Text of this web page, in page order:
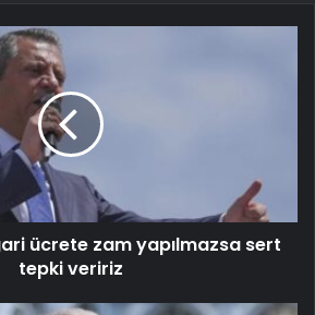
ücrete zam yapılmazsa sert
tepki veririz